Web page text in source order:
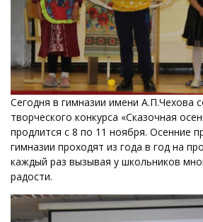
Сегодня в гимназии имени А.П.Чехова
творческого конкурса «Сказочная
продлится с 8 по 11 ноября. Осенние
гимназии проходят из года в год на
каждый раз вызывая у школьников
радости.